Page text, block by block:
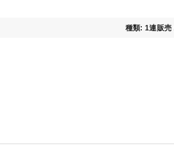
種類: 1連販売